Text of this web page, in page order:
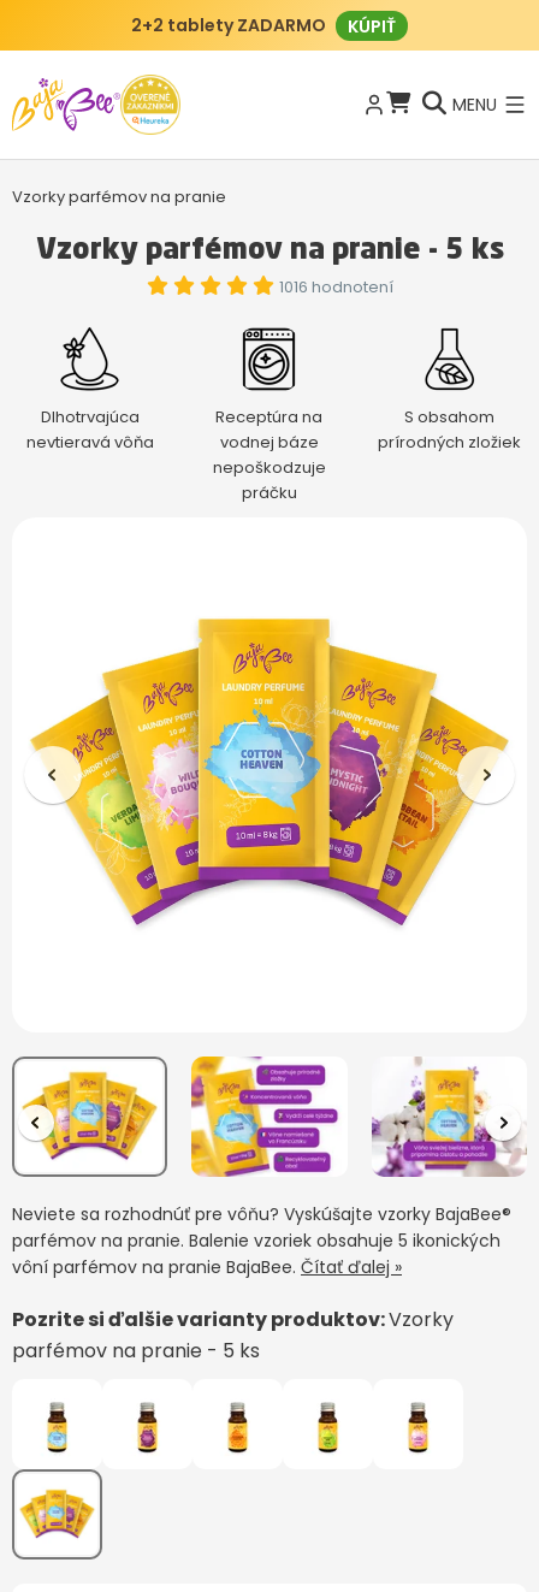
2+2 tablety ZADARMO KÚPIŤ
MENU
Vzorky parfémov na pranie
Vzorky parfémov na pranie - 5 ks
1016 hodnotení
Dlhotrvajúca
nevtieravá vôňa
Receptúra na
vodnej báze
nepoškodzuje
práčku
S obsahom
prírodných zložiek
Neviete sa rozhodnúť pre vôňu? Vyskúšajte vzorky BajaBee®
parfémov na pranie. Balenie vzoriek obsahuje 5 ikonických
vôní parfémov na pranie BajaBee. Čítať ďalej »
Pozrite si ďalšie varianty produktov:Vzorky
parfémov na pranie - 5 ks